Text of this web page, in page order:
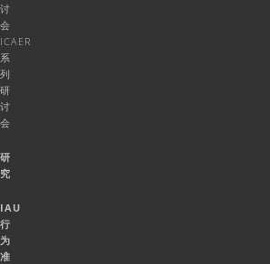
讨
会
ICAER
系
列
研
讨
会
研
究
IAU
行
为
准